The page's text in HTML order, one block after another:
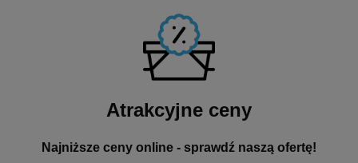
Atrakcyjne ceny
Najniższe ceny online - sprawdź naszą ofertę!